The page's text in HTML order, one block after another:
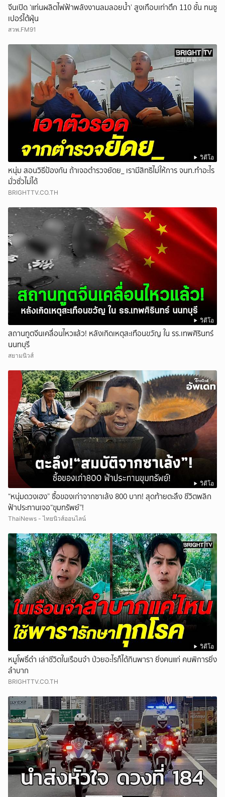
จีนเปิด ‘แท่นผลิตไฟฟ้าพลังงานลมลอยน้ำ’ สูงเกือบเท่าตึก 110 ชั้น ทนซู
เปอร์ไต้ฝุ่น
สวพ.FM91
วิดีโอ
หนุ่ม สอนวิธีป้องกัน ถ้าเจอตำรวจยัดย_ เรามีสิทธิไม่ให้การ จนท.ทำอะไร
มั่วซั่วไม่ได้
BRIGHTTV.CO.TH
วิดีโอ
สถานทูตจีนเคลื่อนไหวแล้ว! หลังเกิดเหตุสะเทือนขวัญ ใน รร.เทพศิรินทร์
นนทบุรี
สยามนิวส์
วิดีโอ
“หนุ่มดวงเฮง” ซื้อของเก่าจากซาเล้ง 800 บาท! สุดท้ายตะลึง ชีวิตพลิก
ฟ้าประทานเจอ“ขุมทรัพย์”!
ThaiNews - ไทยนิวส์ออนไลน์
วิดีโอ
หมูโพธิ์ดำ เล่าชีวิตในเรือนจำ ป่วยอะไรก็ได้กินพารา ยิ่งคนแก่ คนพิการยิ่ง
ลำบาก
BRIGHTTV.CO.TH